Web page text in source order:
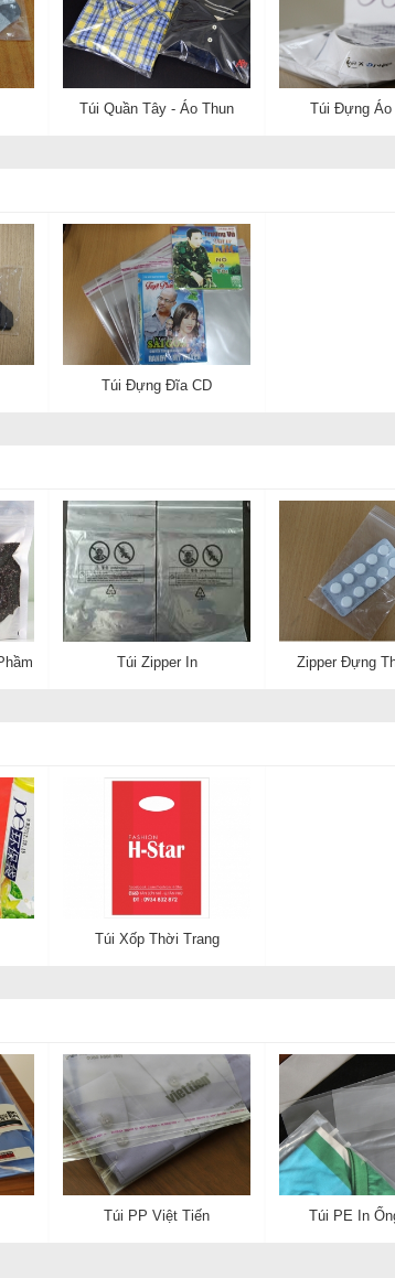
Túi Quần Tây - Áo Thun Túi Đựng
Túi Đựng Đĩa CD
Túi Zipper In Zipper Đựng
Túi Xốp Thời Trang
Túi PP Việt Tiến Túi PE In